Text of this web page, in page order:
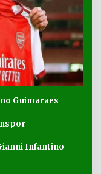
Guimaraes
Infantino